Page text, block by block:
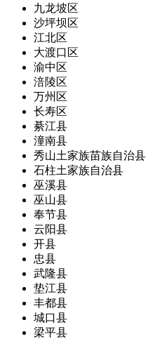
九龙坡区
沙坪坝区
江北区
大渡口区
渝中区
涪陵区
万州区
长寿区
綦江县
潼南县
秀山土家族苗族自治县
石柱土家族自治县
巫溪县
巫山县
奉节县
云阳县
开县
忠县
武隆县
垫江县
丰都县
城口县
梁平县